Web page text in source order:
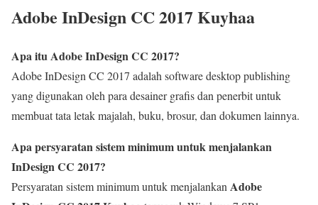
Adobe InDesign CC 2017 Kuyhaa
Apa itu Adobe InDesign CC 2017?
Adobe InDesign CC 2017 adalah software desktop publishing
yang digunakan oleh para desainer grafis dan penerbit untuk
membuat tata letak majalah, buku, brosur, dan dokumen lainnya.
Apa persyaratan sistem minimum untuk menjalankan
InDesign CC 2017?
Persyaratan sistem minimum untuk menjalankan Adobe